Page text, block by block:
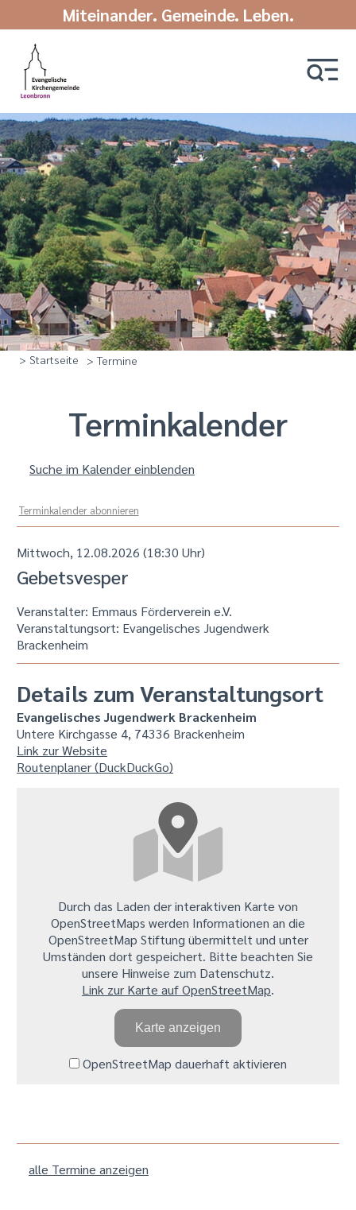
Miteinander. Gemeinde. Leben.
> Startseite > Termine
Termin­kalender
Suche im Kalender einblenden
Terminkalender abonnieren
Mittwoch, 12.08.2026 (18:30 Uhr)
Gebetsvesper
Veranstalter: Emmaus Förderverein e.V.
Veranstaltungsort: Evangelisches Jugendwerk
Brackenheim
Details zum Veranstaltungsort
Evangelisches Jugendwerk Brackenheim
Untere Kirchgasse 4, 74336 Brackenheim
Link zur Website
Routenplaner (DuckDuckGo)
Durch das Laden der interaktiven Karte von
OpenStreetMaps werden Informationen an die
OpenStreetMap Stiftung übermittelt und unter
Umständen dort gespeichert. Bitte beachten Sie
unsere Hinweise zum Datenschutz.
Link zur Karte auf OpenStreetMap.
Karte anzeigen
OpenStreetMap dauerhaft aktivieren
alle Termine anzeigen